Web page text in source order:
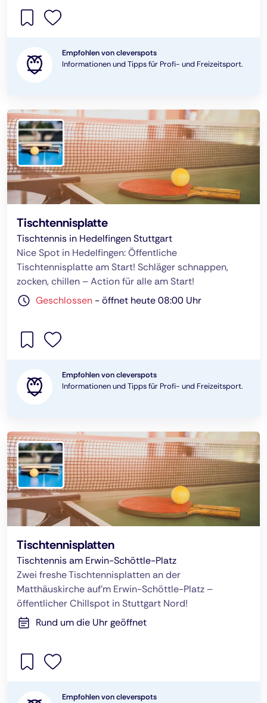
Empfohlen von cleverspots
Informationen und Tipps für Profi- und Freizeitsport.
Tischtennisplatte
Tischtennis in Hedelfingen Stuttgart
Nice Spot in Hedelfingen: Öffentliche
Tischtennisplatte am Start! Schläger schnappen,
zocken, chillen – Action für alle am Start!
Geschlossen -öffnet heute 08:00 Uhr
Empfohlen von cleverspots
Informationen und Tipps für Profi- und Freizeitsport.
Tischtennisplatten
Tischtennis am Erwin-Schöttle-Platz
Zwei freshe Tischtennisplatten an der
Matthäuskirche auf’m Erwin-Schöttle-Platz –
öffentlicher Chillspot in Stuttgart Nord!
Rund um die Uhr geöffnet
Empfohlen von cleverspots